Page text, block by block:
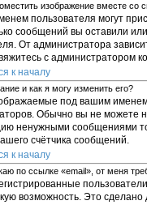
изображение вместе со
пользователя могут
сообщений вы оставили
От администратора
с администратором
к началу
и как я могу изменить его?
под вашим
Обычно вы не можете
ненужными сообщениями
счётчика сообщений.
к началу
по ссылке «email», от меня
возможность. Это